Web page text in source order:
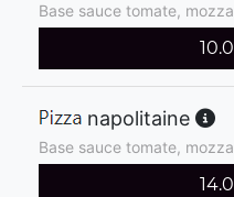
Base sauce tomate,
napolitaine
Base sauce tomate,